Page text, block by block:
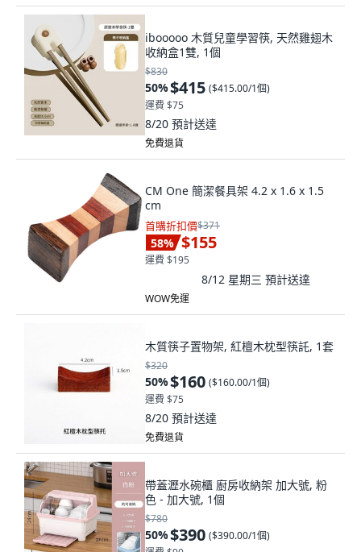
ibooooo 木質兒童學習筷, 天然雞翅木
收納盒1雙, 1個
$830
50%$415 ($415.00/1個)
運費 $75
8/20 預計送達
免費退貨
CM One 簡潔餐具架 4.2 x 1.6 x 1.5
cm
首購折扣價$371
58% $155
運費 $195
8/12 星期三 預計送達
WOW免運
木質筷子置物架, 紅檀木枕型筷託, 1套
$320
50%$160 ($160.00/1個)
運費 $75
8/20 預計送達
免費退貨
帶蓋瀝水碗櫃 廚房收納架 加大號, 粉
色 - 加大號, 1個
$780
50%$390 ($390.00/1個)